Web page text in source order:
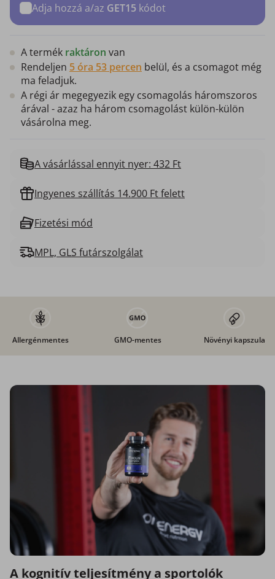
Adja hozzá a/az GET15 kódot
A termék raktáron van
Rendeljen 5 óra 53 percen belül, és a csomagot még
ma feladjuk.
A régi ár megegyezik egy csomagolás háromszoros
árával - azaz ha három csomagolást külön-külön
vásárolna meg.
A vásárlással ennyit nyer: 432 Ft
Ingyenes szállítás 14.900 Ft felett
Fizetési mód
MPL, GLS futárszolgálat
Allergénmentes GMO-mentes Növényi kapszula
A kognitív teljesítmény a sportolók